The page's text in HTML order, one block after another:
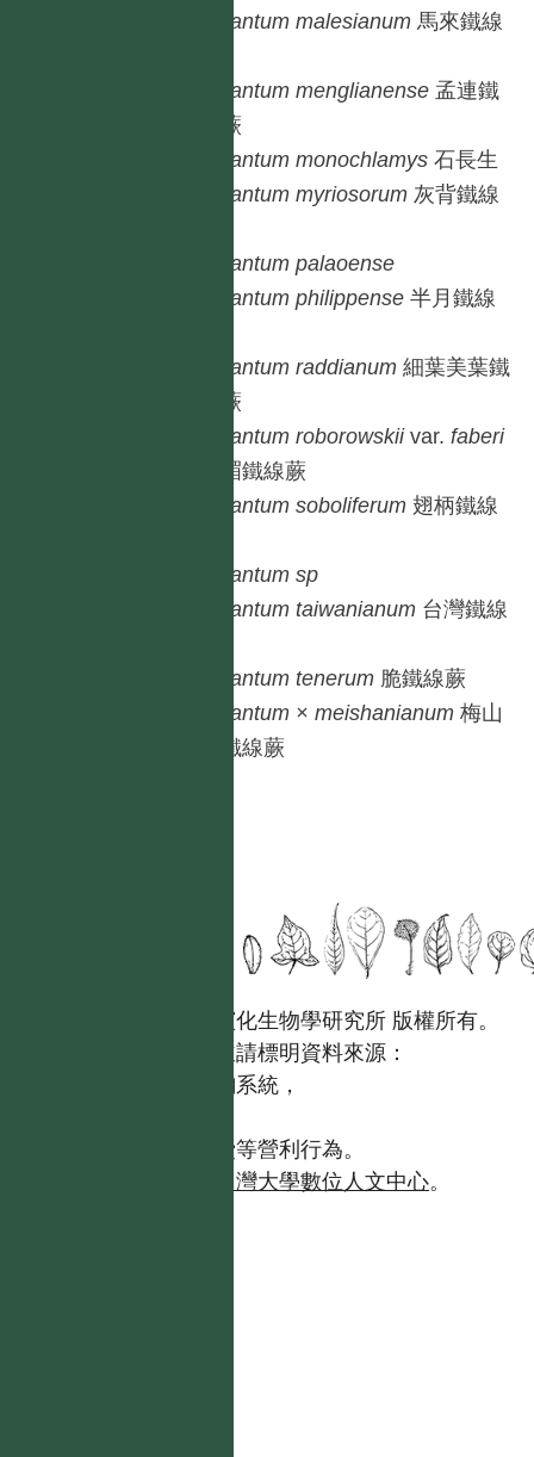
Adiantum malesianum 馬來鐵線
Adiantum menglianense 孟連鐵
線蕨
Adiantum monochlamys 石長生
Adiantum myriosorum 灰背鐵線
Adiantum palaoense
Adiantum philippense 半月鐵線
Adiantum raddianum 細葉美葉鐵
線蕨
Adiantum roborowskiivar. faberi
峨嵋鐵線蕨
Adiantum soboliferum 翅柄鐵線
Adiantum sp
Adiantum taiwanianum 台灣鐵線
Adiantum tenerum 脆鐵線蕨
Adiantum × meishanianum 梅山
口鐵線蕨
國立台灣大學生態學與演化生物學研究所 版權所有。
歡迎引用本網站資料，並請標明資料來源：
【台灣植物資訊整合查詢系統，
且不得有收取資料查詢費等營利行為。
台灣大學數位人文中心。